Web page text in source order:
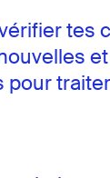
tes